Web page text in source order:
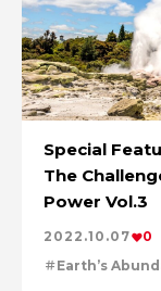
Special
The
Power Vol.3
2022.10.07
0
Earth’s